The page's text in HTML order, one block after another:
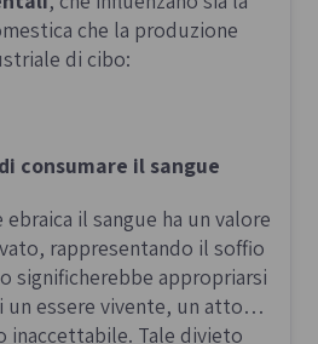
che la produzione
di cibo:
consumare il sangue
il sangue ha un valore
rappresentando il soffio
significherebbe appropriarsi
un essere vivente, un atto
inaccettabile. Tale divieto